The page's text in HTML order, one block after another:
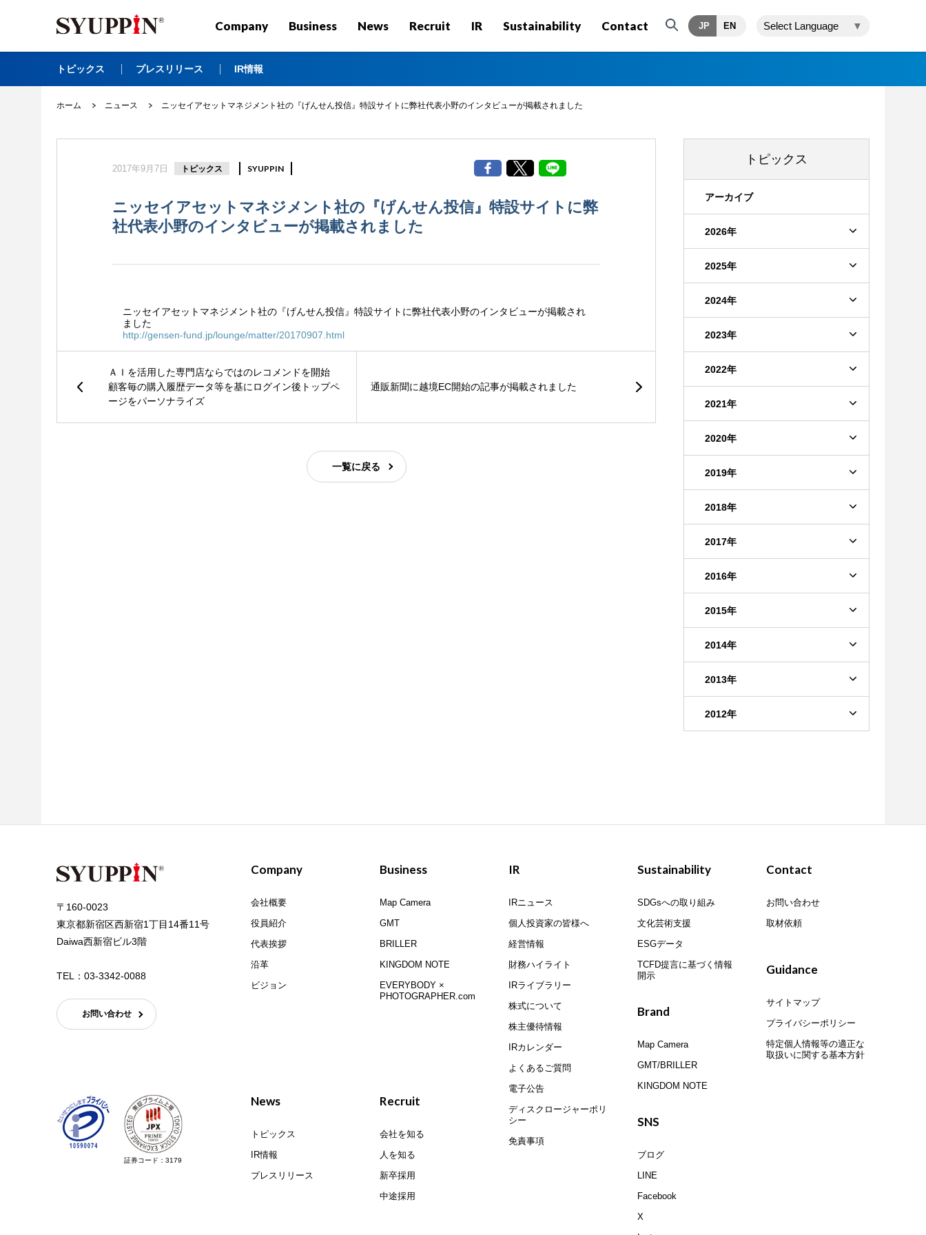
Select Language ▼
JP EN
Company Business News Recruit IR Sustainability Contact
トピックス プレスリリース IR情報
ホーム ニュース ニッセイアセットマネジメント社の『げんせん投信』特設サイトに弊社代表小野のインタビューが掲載されました
2017年9月7日 トピックス SYUPPIN
ニッセイアセットマネジメント社の『げんせん投信』特設サイトに弊
社代表小野のインタビューが掲載されました
ニッセイアセットマネジメント社の『げんせん投信』特設サイトに弊社代表小野のインタビューが掲載され
ました
http://gensen-fund.jp/lounge/matter/20170907.html
ＡＩを活用した専門店ならではのレコメンドを開始
顧客毎の購入履歴データ等を基にログイン後トップペ
ージをパーソナライズ
通販新聞に越境EC開始の記事が掲載されました
一覧に戻る
トピックス
アーカイブ
2026年
2025年
2024年
2023年
2022年
2021年
2020年
2019年
2018年
2017年
2016年
2015年
2014年
2013年
2012年
〒160-0023
東京都新宿区西新宿1丁目14番11号
Daiwa西新宿ビル3階
TEL： 03-3342-0088
お問い合わせ
証券コード：3179
Company
会社概要
役員紹介
代表挨拶
沿革
ビジョン
News
トピックス
IR情報
プレスリリース
Business
Map Camera
GMT
BRILLER
KINGDOM NOTE
EVERYBODY ×
PHOTOGRAPHER.com
Recruit
会社を知る
人を知る
新卒採用
中途採用
IR
IRニュース
個人投資家の皆様へ
経営情報
財務ハイライト
IRライブラリー
株式について
株主優待情報
IRカレンダー
よくあるご質問
電子公告
ディスクロージャーポリ
シー
免責事項
Sustainability
SDGsへの取り組み
文化芸術支援
ESGデータ
TCFD提言に基づく情報
開示
Brand
Map Camera
GMT/BRILLER
KINGDOM NOTE
SNS
ブログ
LINE
Facebook
X
Contact
お問い合わせ
取材依頼
Guidance
サイトマップ
プライバシーポリシー
特定個人情報等の適正な
取扱いに関する基本方針